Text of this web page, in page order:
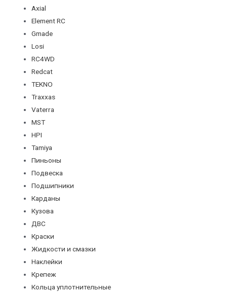
Axial
Element RC
Gmade
Losi
RC4WD
Redcat
TEKNO
Traxxas
Vaterra
MST
HPI
Tamiya
Пиньоны
Подвеска
Подшипники
Карданы
Кузова
ДВС
Краски
Жидкости и смазки
Наклейки
Крепеж
Кольца уплотнительные